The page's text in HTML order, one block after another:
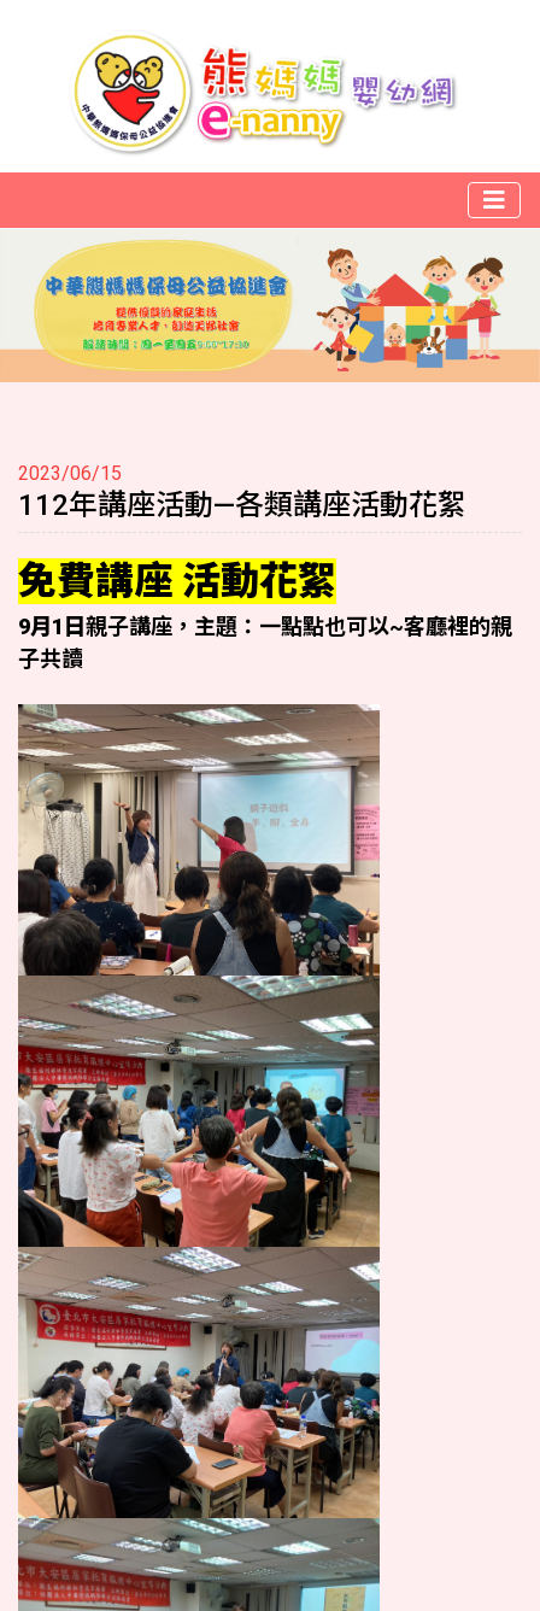
2023/06/15
112年講座活動—各類講座活動花絮
免費講座 活動花絮
9月1日 親子講座， 主題： 一點點也可以~客廳裡的親
子共讀